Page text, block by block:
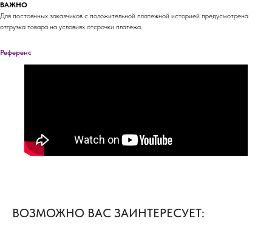
ВАЖНО
Для постоянных заказчиков с положительной платежной историей предусмотрена
отгрузка товара на условиях отсрочки платежа.
Референс
ВОЗМОЖНО ВАС ЗАИНТЕРЕСУЕТ: